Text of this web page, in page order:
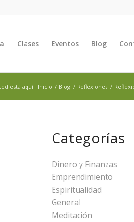
Clases Eventos Blog
está aquí: Inicio / Blog / Reflexiones /
Categorías
Dinero y Finanzas
Emprendimiento
Espiritualidad
General
Meditación